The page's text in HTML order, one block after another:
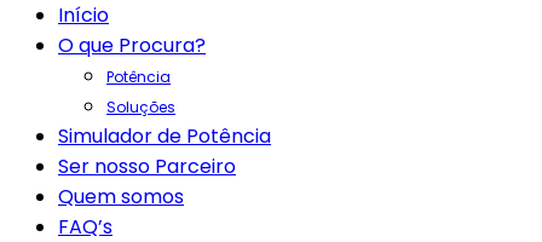
Início
O que Procura?
Potência
Soluções
Simulador de Potência
Ser nosso Parceiro
Quem somos
FAQ’s